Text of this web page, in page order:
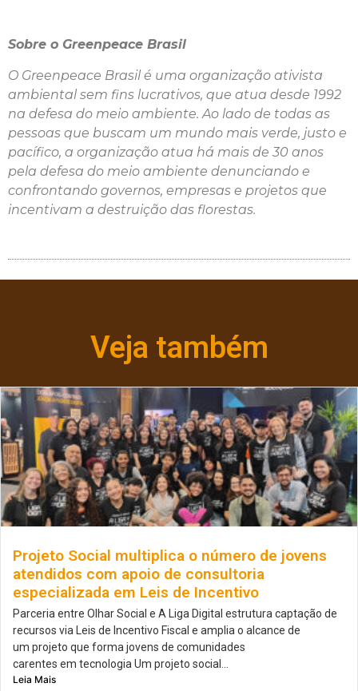
Sobre o Greenpeace Brasil
O Greenpeace Brasil é uma organização ativista
ambiental sem fins lucrativos, que atua desde 1992
na defesa do meio ambiente. Ao lado de todas as
pessoas que buscam um mundo mais verde, justo e
pacífico, a organização atua há mais de 30 anos
pela defesa do meio ambiente denunciando e
confrontando governos, empresas e projetos que
incentivam a destruição das florestas.
Veja também
Projeto Social multiplica o número de jovens
atendidos com apoio de consultoria
especializada em Leis de Incentivo
Parceria entre Olhar Social e A Liga Digital estrutura captação de
recursos via Leis de Incentivo Fiscal e amplia o alcance de
um projeto que forma jovens de comunidades
carentes em tecnologia Um projeto social...
Leia Mais